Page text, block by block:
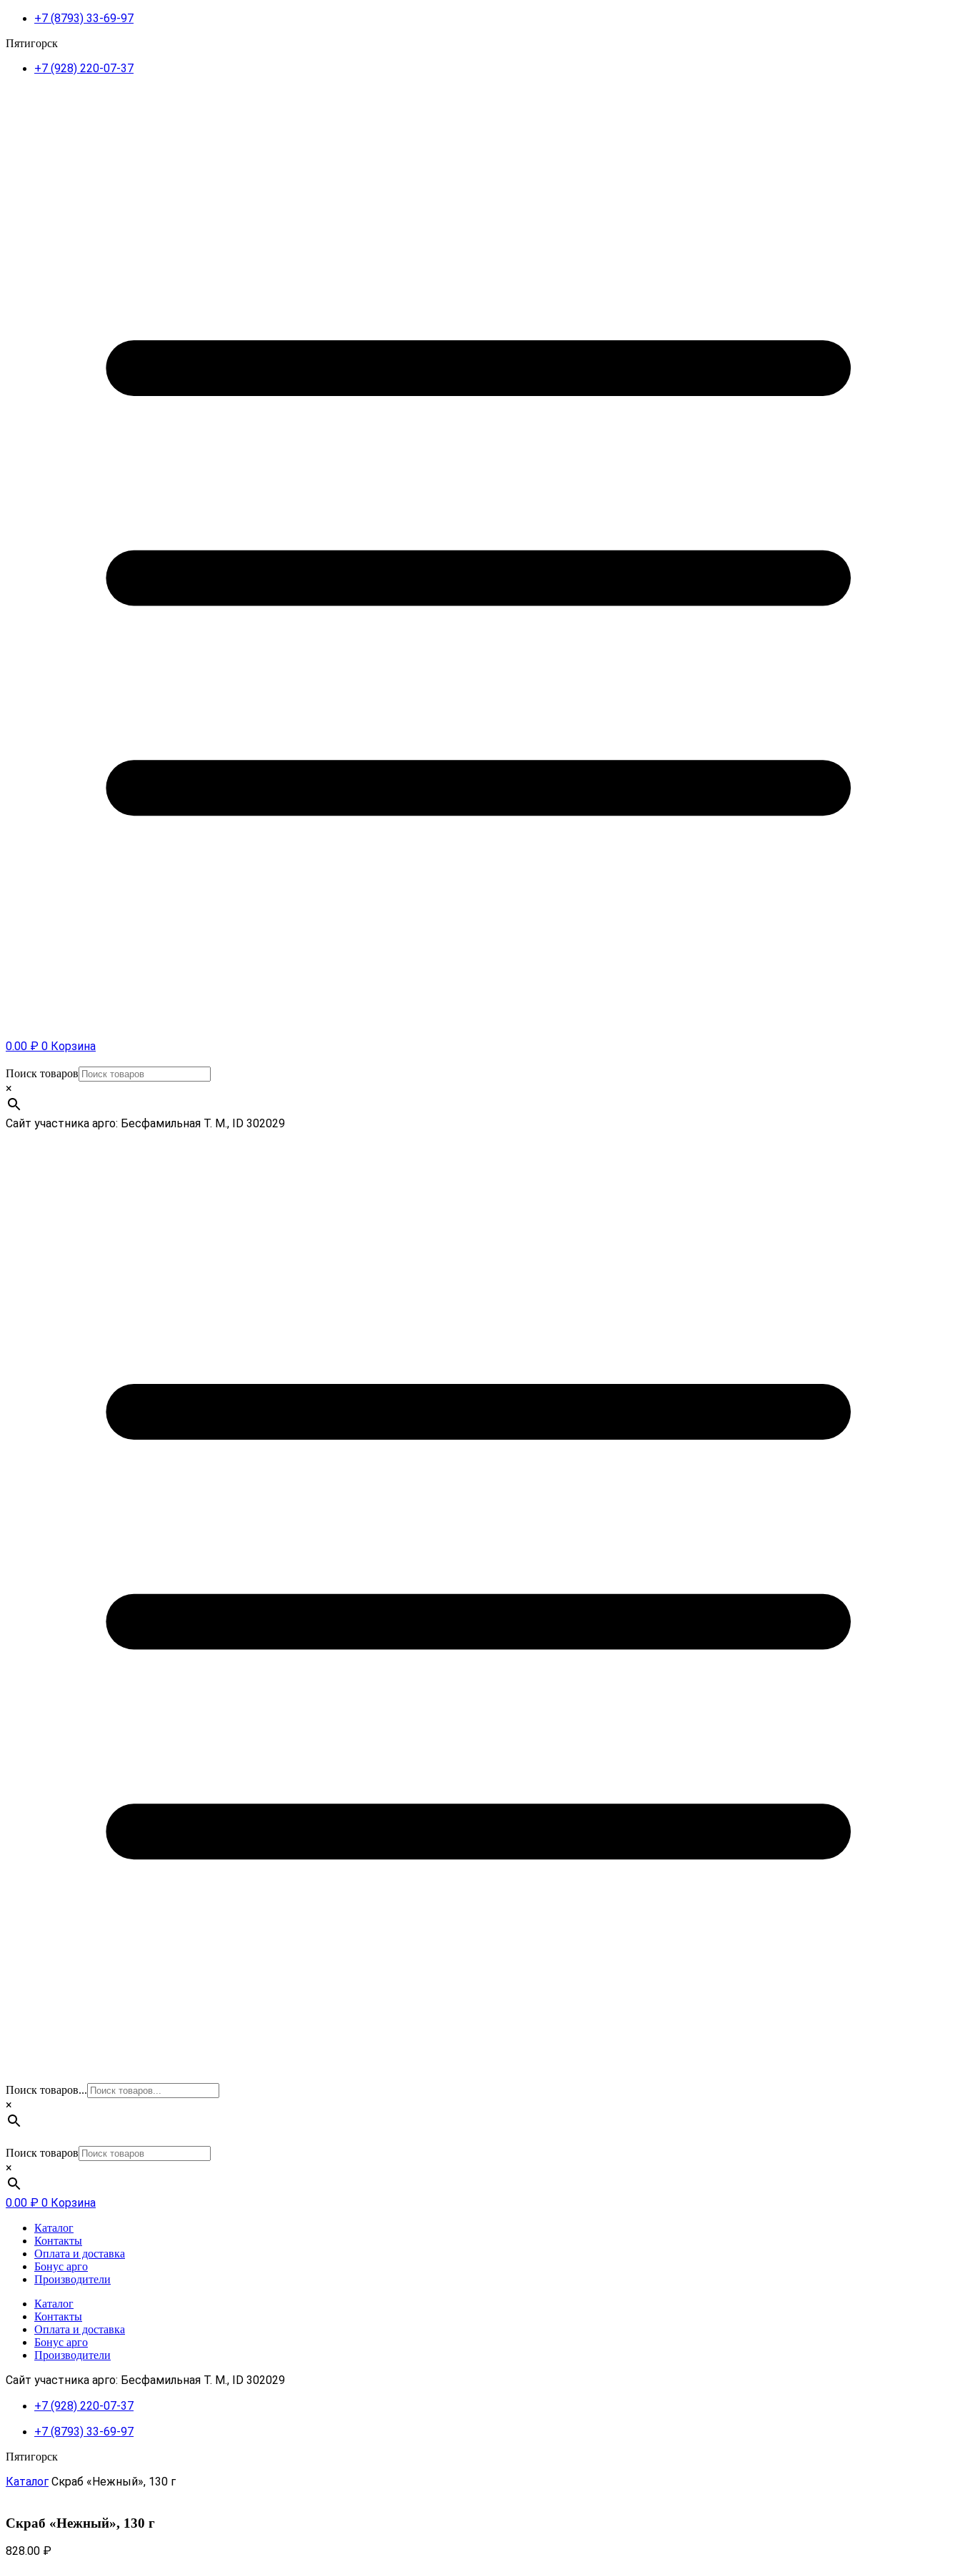
+7 (8793) 33-69-97
Пятигорск
+7 (928) 220-07-37
0.00 ₽ 0 Корзина
Поиск товаров
×
Сайт участника арго: Бесфамильная Т. М., ID 302029
Поиск товаров...
×
Поиск товаров
×
0.00 ₽ 0 Корзина
Каталог
Контакты
Оплата и доставка
Бонус арго
Производители
Каталог
Контакты
Оплата и доставка
Бонус арго
Производители
Сайт участника арго: Бесфамильная Т. М., ID 302029
+7 (928) 220-07-37
+7 (8793) 33-69-97
Пятигорск
Каталог Скраб «Нежный», 130 г
Скраб «Нежный», 130 г
828.00 ₽